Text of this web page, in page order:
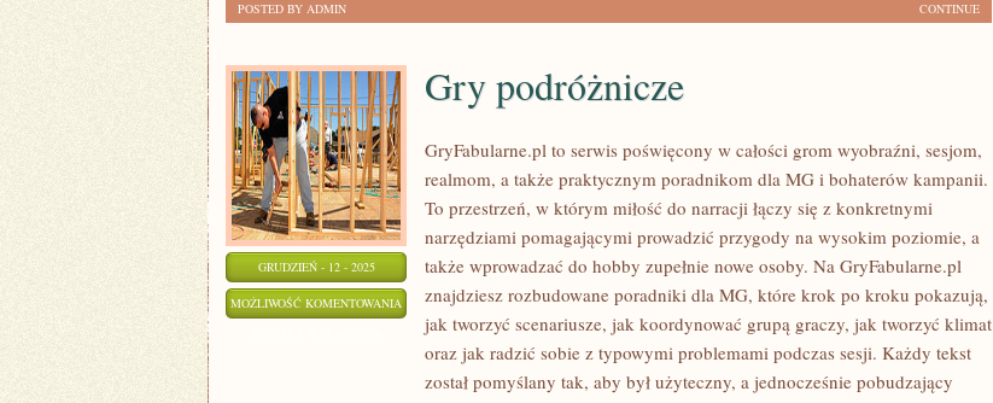
CONTINUE
POSTED BY ADMIN
GRUDZIEŃ - 12 - 2025
MOŻLIWOŚĆ KOMENTOWANIA
PODRÓŻNICZE
Gry podróżnicze
GryFabularne.pl to serwis poświęcony w całości grom wyobraźni, sesjom,
realmom, a także praktycznym poradnikom dla MG i bohaterów kampanii.
To przestrzeń, w którym miłość do narracji łączy się z konkretnymi
narzędziami pomagającymi prowadzić przygody na wysokim poziomie, a
także wprowadzać do hobby zupełnie nowe osoby. Na GryFabularne.pl
znajdziesz rozbudowane poradniki dla MG, które krok po kroku pokazują,
jak tworzyć scenariusze, jak koordynować grupą graczy, jak tworzyć klimat
oraz jak radzić sobie z typowymi problemami podczas sesji. Każdy tekst
został pomyślany tak, aby był użyteczny, a jednocześnie pobudzający